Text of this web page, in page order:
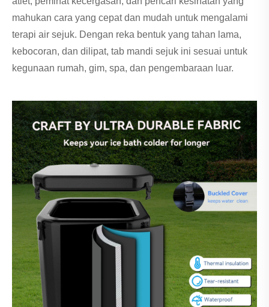
mahukan cara yang cepat dan mudah untuk mengalami
terapi air sejuk. Dengan reka bentuk yang tahan lama,
kebocoran, dan dilipat, tab mandi sejuk ini sesuai untuk
kegunaan rumah, gim, spa, dan pengembaraan luar.